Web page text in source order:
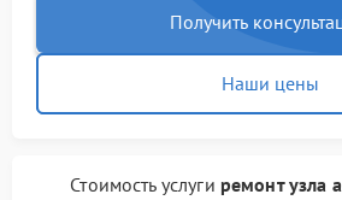
Получить
Наши цены
Стоимость услуги ремонт узла